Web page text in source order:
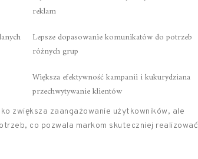
reklam
Lepsze dopasowanie komunikatów do potrzeb
różnych grup
Większa efektywność kampanii i kukurydziana
przechwytywanie klientów
zwiększa zaangażowanie użytkowników, ale
co pozwala markom skuteczniej realizować